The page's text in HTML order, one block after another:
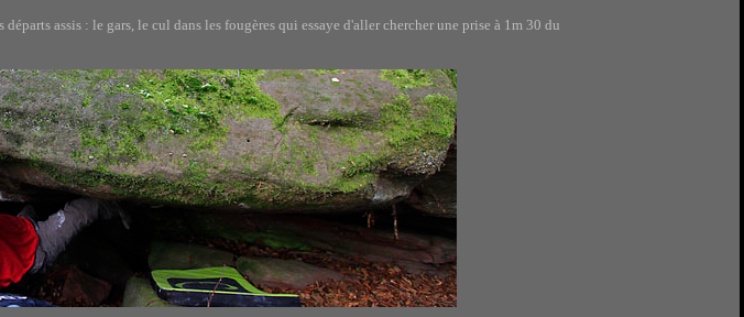
assis : le gars, le cul dans les fougères qui essaye d'aller chercher une prise à 1m 30 du